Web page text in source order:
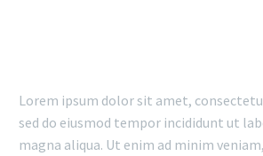
Lorem ipsum dolor sit amet,
sed do eiusmod tempor incididunt ut
magna aliqua. Ut enim ad minim